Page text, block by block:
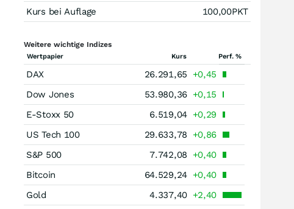
Kurs bei Auflage
100,00PKT
Weitere wichtige Indizes
Wertpapier Kurs Perf. %
DAX 26.291,65
+0,45
Dow Jones
53.980,36 +0,15
E-Stoxx 50
6.519,04 +0,29
US Tech 100
29.633,78
+0,86
S&P 500
7.742,08
+0,40
Bitcoin
64.529,24 +0,40
Gold
4.337,40 +2,40